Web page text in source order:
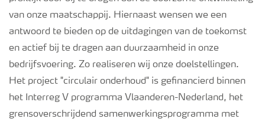
van onze maatschappij. Hiernaast wensen we een
antwoord te bieden op de uitdagingen van de toekomst
en actief bij te dragen aan duurzaamheid in onze
bedrijfsvoering. Zo realiseren wij onze doelstellingen.
Het project "circulair onderhoud" is gefinancierd binnen
het Interreg V programma Vlaanderen-Nederland, het
grensoverschrijdend samenwerkingsprogramma met